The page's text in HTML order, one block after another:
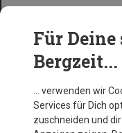
Für Deine
Bergzeit...
… verwenden wir
Services für Dich
zuschneiden und